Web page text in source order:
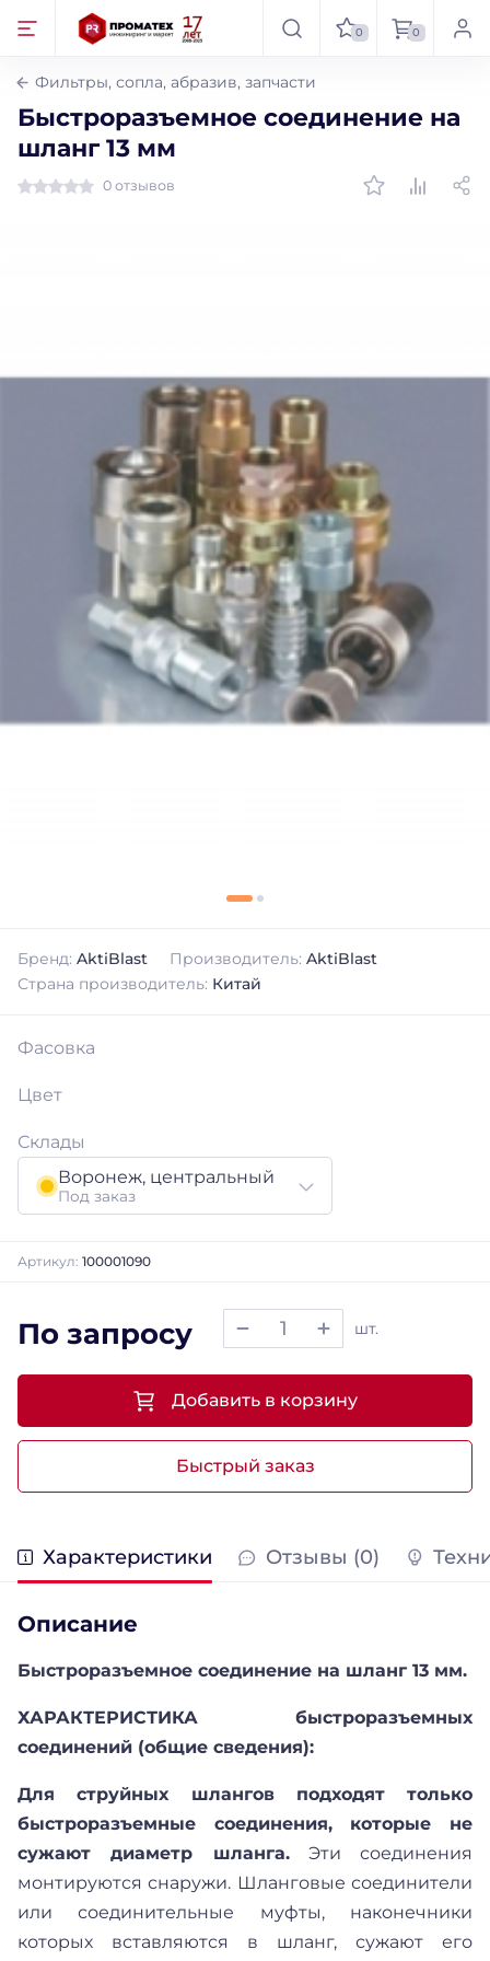
0 0
Фильтры, сопла, абразив, запчасти
Быстроразъемное соединение на
шланг 13 мм
0 отзывов
Бренд: AktiBlast Производитель: AktiBlast
Страна производитель: Китай
Фасовка
Цвет
Склады
Воронеж, центральный
Под заказ
Артикул: 100001090
По запросу шт.
Быстрый заказ
Добавить в корзину
Характеристики Отзывы (0)
Описание
Быстроразъемное соединение на шланг 13 мм.
ХАРАКТЕРИСТИКА быстроразъемных
соединений (общие сведения):
Для струйных шлангов подходят только
быстроразъемные соединения, которые не
сужают диаметр шланга.Эти соединения
монтируются снаружи. Шланговые соединители
или соединительные муфты, наконечники
которых вставляются в шланг, сужают его